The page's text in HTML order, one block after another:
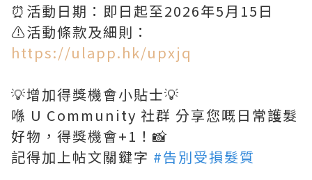
⏰活動日期：即日起至2026年5月15日
⚠️活動條款及細則：
https://ulapp.hk/upxjq
💡增加得獎機會小貼士💡
喺 U Community 社群 分享您嘅日常護髮
好物，得獎機會+1！📸
記得加上帖文關鍵字 #告別受損髮質